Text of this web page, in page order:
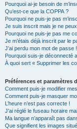
Pourquoi ai-je besoin de
Qu’est-ce que la COPPA ?
Pourquoi ne puis-je pas
Je suis inscrit mais je ne
Pourquoi ne puis-je pas me
Je m’étais déjà inscrit par le
J’ai perdu mon mot de passe !
Pourquoi suis-je déconnecté
À quoi sert « Supprimer les
Préférences et paramètres
Comment puis-je modifier
Comment puis-je masquer
L’heure n’est pas correcte !
J’ai réglé le fuseau horaire
Ma langue n’apparaît pas
Que signifient les images